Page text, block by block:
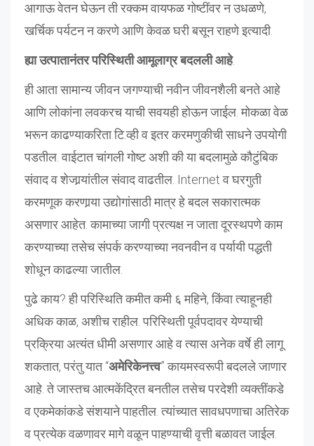
आगाऊ वेतन घेऊन ती रक्कम वायफळ गोष्टींवर न उधळणे,
खर्चिक पर्यटन न करणे आणि केवळ घरी बसून राहणे इत्यादी.
ह्या उत्पातानंतर परिस्थिती आमूलाग्र बदलली आहे.
ही आता सामान्य जीवन जगण्याची नवीन जीवनशैली बनते आहे
आणि लोकांना लवकरच याची सवयही होऊन जाईल. मोकळा वेळ
भरून काढण्याकरिता टि.व्ही व इतर करमणुकीची साधने उपयोगी
पडतील. वाईटात चांगली गोष्ट अशी की या बदलामुळे कौटुंबिक
संवाद व शेजार्‍यांतील संवाद वाढतील. Internet व घरगुती
करमणूक करणार्‍या उद्योगांसाठी मात्र हे बदल सकारात्मक
असणार आहेत. कामाच्या जागी प्रत्यक्ष न जाता दूरस्थपणे काम
करण्याच्या तसेच संपर्क करण्याच्या नवनवीन व पर्यायी पद्धती
शोधून काढल्या जातील.
पुढे काय? ही परिस्थिति कमीत कमी ६ महिने, किंवा त्याहूनही
अधिक काळ, अशीच राहील. परिस्थिती पूर्वपदावर येण्याची
प्रक्रिया अत्यंत धीमी असणार आहे व त्यास अनेक वर्षे ही लागू
शकतात, परंतु यात “अमेरिकेनत्त्व” कायमस्वरूपी बदलले जाणार
आहे. ते जास्तच आत्मकेंद्रित बनतील तसेच परदेशी व्यक्तींकडे
व एकमेकांकडे संशयाने पाहतील. त्यांच्यात सावधपणाचा अतिरेक
व प्रत्येक वळणावर मागे वळून पाहण्याची वृत्ती बळावत जाईल.